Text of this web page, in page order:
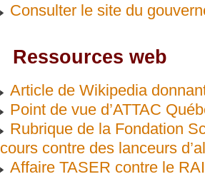
Consulter le site du
Ressources web
Article de Wikipedia
Point de vue d’ATTAC
Rubrique de la Fondation
cours contre des lanceurs
Affaire TASER contre le